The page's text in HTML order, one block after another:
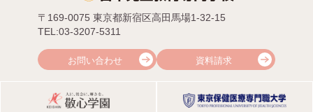
〒169-0075 東京都新宿区高田馬場1-32-15
TEL:03-3207-5311
お問い合わせ 資料請求